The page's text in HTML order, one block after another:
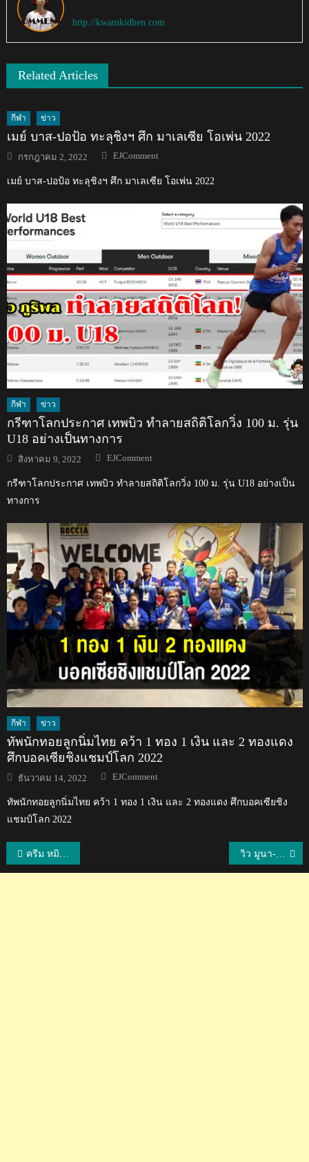
http://kwamkidhen.com
Related Articles
กีฬา ข่าว
เมย์ บาส-ปอป้อ ทะลุชิงฯ ศึก มาเลเซีย โอเพ่น 2022
Posted
on
กรกฎาคม 2, 2022 Author
EJComment
เมย์ บาส-ปอป้อ ทะลุชิงฯ ศึก มาเลเซีย โอเพ่น 2022
กีฬา ข่าว
กรีฑาโลกประกาศ เทพบิว ทำลายสถิติโลกวิ่ง 100 ม. รุ่น
U18 อย่างเป็นทางการ
Posted
on
สิงหาคม 9, 2022 Author
EJComment
กรีฑาโลกประกาศ เทพบิว ทำลายสถิติโลกวิ่ง 100 ม. รุ่น U18 อย่างเป็น
ทางการ
กีฬา ข่าว
ทัพนักทอยลูกนิ่มไทย คว้า 1 ทอง 1 เงิน และ 2 ทองแดง
ศึกบอคเซียชิงแชมป์โลก 2022
Posted
on
ธันวาคม 14, 2022 Author
EJComment
ทัพนักทอยลูกนิ่มไทย คว้า 1 ทอง 1 เงิน และ 2 ทองแดง ศึกบอคเซียชิง
แชมป์โลก 2022
แนะแนว
ครีม หมิว มูนา-อันนา ทะลรอบสอง ศึกแบดมินตัน ไฮโล โอเพ่น 2022 วิว มูนา-อันนา กิ๊ฟ-วิว ทะลุรอบ 8 ทีม ศึกแบดมินตัน ไฮโล โอเพ่น 2022